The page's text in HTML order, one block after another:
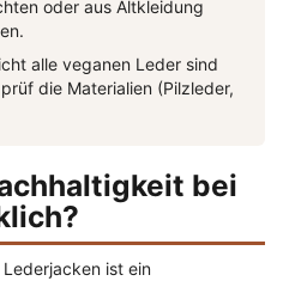
oder aus Altkleidung
alle veganen Leder sind
die Materialien (Pilzleder,
bei
ist ein